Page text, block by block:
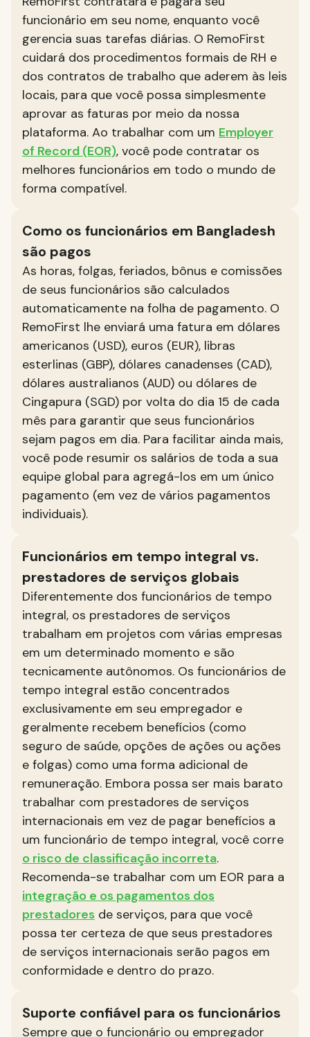
funcionário em seu nome, enquanto você
gerencia suas tarefas diárias. O RemoFirst
cuidará dos procedimentos formais de RH e
dos contratos de trabalho que aderem às leis
locais, para que você possa simplesmente
aprovar as faturas por meio da nossa
plataforma. Ao trabalhar com um Employer
of Record (EOR), você pode contratar os
melhores funcionários em todo o mundo de
forma compatível.
Como os funcionários em Bangladesh
são pagos
As horas, folgas, feriados, bônus e comissões
de seus funcionários são calculados
automaticamente na folha de pagamento. O
RemoFirst lhe enviará uma fatura em dólares
americanos (USD), euros (EUR), libras
esterlinas (GBP), dólares canadenses (CAD),
dólares australianos (AUD) ou dólares de
Cingapura (SGD) por volta do dia 15 de cada
mês para garantir que seus funcionários
sejam pagos em dia. Para facilitar ainda mais,
você pode resumir os salários de toda a sua
equipe global para agregá-los em um único
pagamento (em vez de vários pagamentos
individuais).
Funcionários em tempo integral vs.
prestadores de serviços globais
Diferentemente dos funcionários de tempo
integral, os prestadores de serviços
trabalham em projetos com várias empresas
em um determinado momento e são
tecnicamente autônomos. Os funcionários de
tempo integral estão concentrados
exclusivamente em seu empregador e
geralmente recebem benefícios (como
seguro de saúde, opções de ações ou ações
e folgas) como uma forma adicional de
remuneração. Embora possa ser mais barato
trabalhar com prestadores de serviços
internacionais em vez de pagar benefícios a
um funcionário de tempo integral, você corre
o risco de classificação incorreta.
Recomenda-se trabalhar com um EOR para a
integração e os pagamentos dos
prestadores de serviços, para que você
possa ter certeza de que seus prestadores
de serviços internacionais serão pagos em
conformidade e dentro do prazo.
Suporte confiável para os funcionários
Sempre que o funcionário ou empregador